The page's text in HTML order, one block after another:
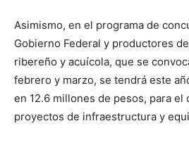
Asimismo, en el programa de
Gobierno Federal y productores
ribereño y acuícola, que se
febrero y marzo, se tendrá este
en 12.6 millones de pesos, para el
proyectos de infraestructura y